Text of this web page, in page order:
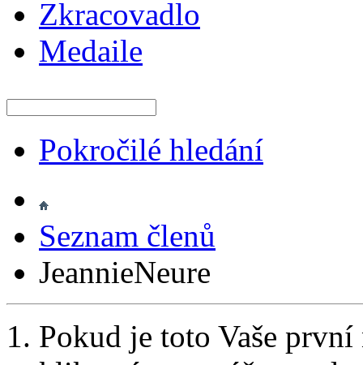
Zkracovadlo
Medaile
Pokročilé hledání
Seznam členů
JeannieNeure
Pokud je toto Vaše